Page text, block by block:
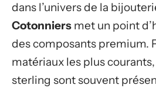
dans l’univers de la
Cotonniers met un point
des composants premium.
matériaux les plus courants,
sterling sont souvent